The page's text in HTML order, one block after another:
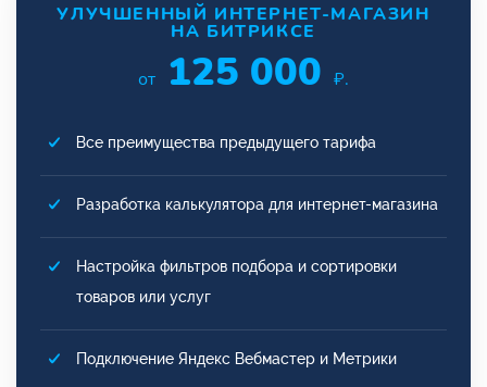
УЛУЧШЕННЫЙ ИНТЕРНЕТ-МАГАЗИН
НА БИТРИКСЕ
от 125 000 ₽.
Все преимущества предыдущего тарифа
Разработка калькулятора для интернет-магазина
Настройка фильтров подбора и сортировки
товаров или услуг
Подключение Яндекс Вебмастер и Метрики